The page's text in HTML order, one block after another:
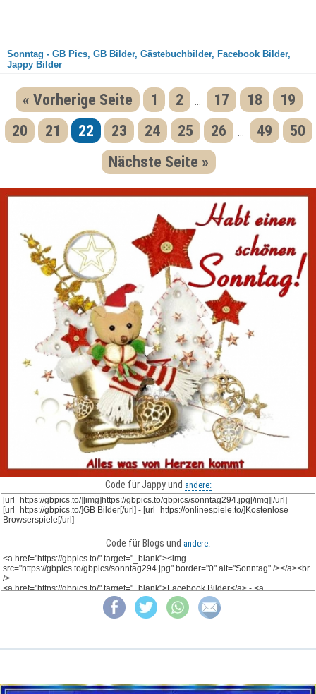
Sonntag - GB Pics, GB Bilder, Gästebuchbilder, Facebook Bilder,
Jappy Bilder
« Vorherige Seite 1 2 17 18
19
20
21 22 23 24 25 26 49
50
Nächste Seite »
Code für Jappy und andere:
Code für Blogs und andere: